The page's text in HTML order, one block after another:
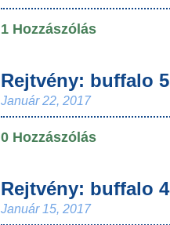
1 Hozzászólás
Rejtvény: buffalo
Január 22, 2017
0 Hozzászólás
Rejtvény: buffalo
Január 15, 2017